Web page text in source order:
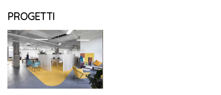
PROGETTI